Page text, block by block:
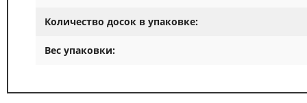
Количество досок в упаковке:
Вес упаковки: